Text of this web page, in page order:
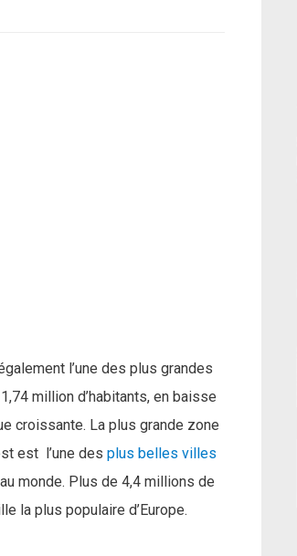
l’une des plus grandes
million d’habitants, en baisse
croissante. La plus grande zone
est l’une des plus belles villes
monde. Plus de 4,4 millions de
la plus populaire d’Europe.